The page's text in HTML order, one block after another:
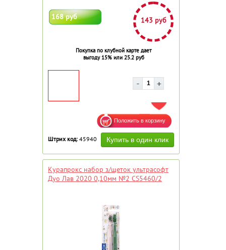
168 руб 143 руб
Покупка по клубной карте дает
выгоду 15% или 25.2 руб
ДОБАВИТЬ В ИЗБРАННОЕ
Штрих код: 45940
Курапрокс набор з/щеток ультрасофт
Дуо Лав 2020 0,10мм №2 CS5460/2